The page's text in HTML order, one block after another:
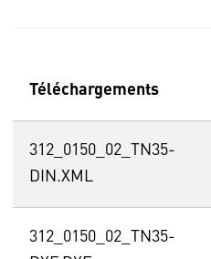
Téléchargements
312_0150_02_TN35-
DIN.XML
312_0150_02_TN35-